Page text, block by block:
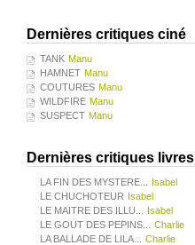
Dernières critiques ciné
TANK Manu
HAMNET Manu
COUTURES Manu
WILDFIRE Manu
SUSPECT Manu
Dernières critiques livres
LA FIN DES MYSTERE...
Isabel
LE CHUCHOTEUR Isabel
LE MAITRE DES ILLU...
Isabel
LE GOUT DES PEPINS...
Charlie
LA BALLADE DE LILA...
Charlie